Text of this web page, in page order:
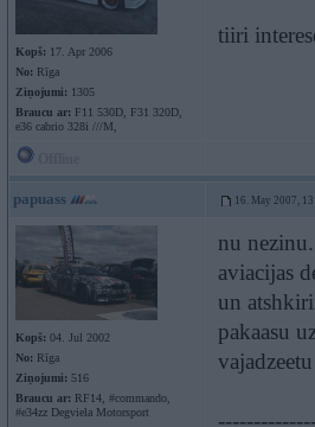
Kopš: 17. Apr 2006
No: Rīga
Ziņojumi: 1305
Braucu ar: F11 530D, F31 320D,
e36 cabrio 328i ///M,
tiiri
papuass 16. May 2007,
Kopš: 04. Jul 2002
No: Rīga
Ziņojumi: 516
Braucu ar: RF14, #commando,
#e34zz Degviela Motorsport
nu
aviacijas
un
pakaasu